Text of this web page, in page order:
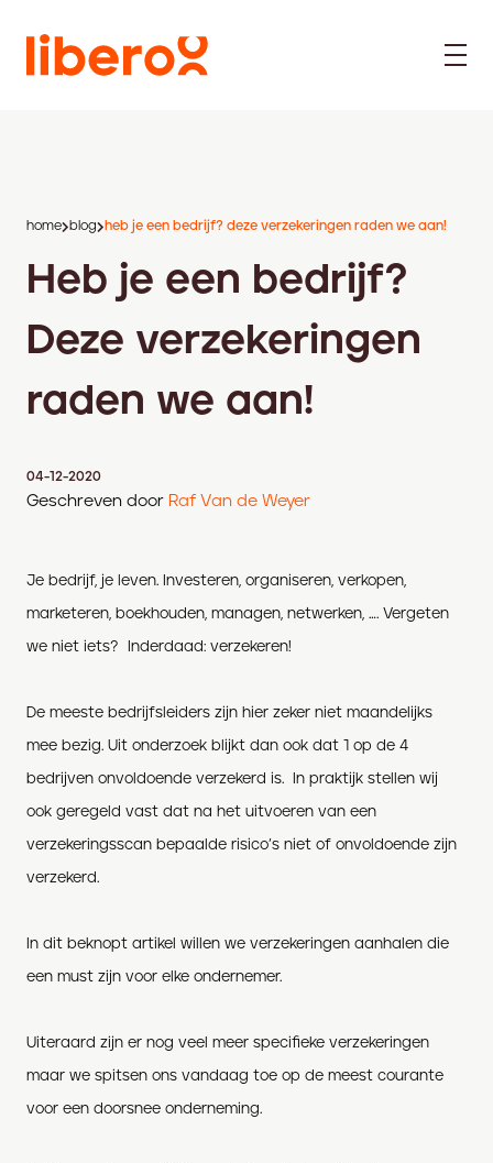
home blog heb je een bedrijf? deze verzekeringen raden we aan!
Heb je een bedrijf?
Deze verzekeringen
raden we aan!
04-12-2020
Geschreven door Raf Van de Weyer
Je bedrijf, je leven. Investeren, organiseren, verkopen,
marketeren, boekhouden, managen, netwerken, …. Vergeten
we niet iets? Inderdaad: verzekeren!
De meeste bedrijfsleiders zijn hier zeker niet maandelijks
mee bezig. Uit onderzoek blijkt dan ook dat 1 op de 4
bedrijven onvoldoende verzekerd is. In praktijk stellen wij
ook geregeld vast dat na het uitvoeren van een
verzekeringsscan bepaalde risico’s niet of onvoldoende zijn
verzekerd.
In dit beknopt artikel willen we verzekeringen aanhalen die
een must zijn voor elke ondernemer.
Uiteraard zijn er nog veel meer specifieke verzekeringen
maar we spitsen ons vandaag toe op de meest courante
voor een doorsnee onderneming.